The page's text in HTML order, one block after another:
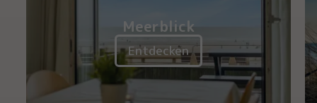
Meerblick
Entdecken